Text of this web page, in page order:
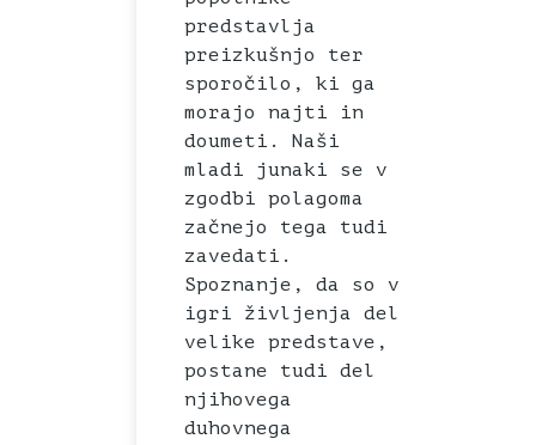
predstavlja
preizkušnjo ter
sporočilo, ki ga
morajo najti in
doumeti. Naši
mladi junaki se v
zgodbi polagoma
začnejo tega tudi
zavedati.
Spoznanje, da so v
igri življenja del
velike predstave,
postane tudi del
njihovega
duhovnega